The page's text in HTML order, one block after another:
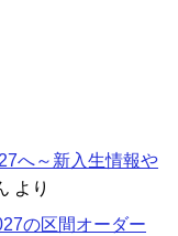
へ～新入生情報や
より
の区間オーダー